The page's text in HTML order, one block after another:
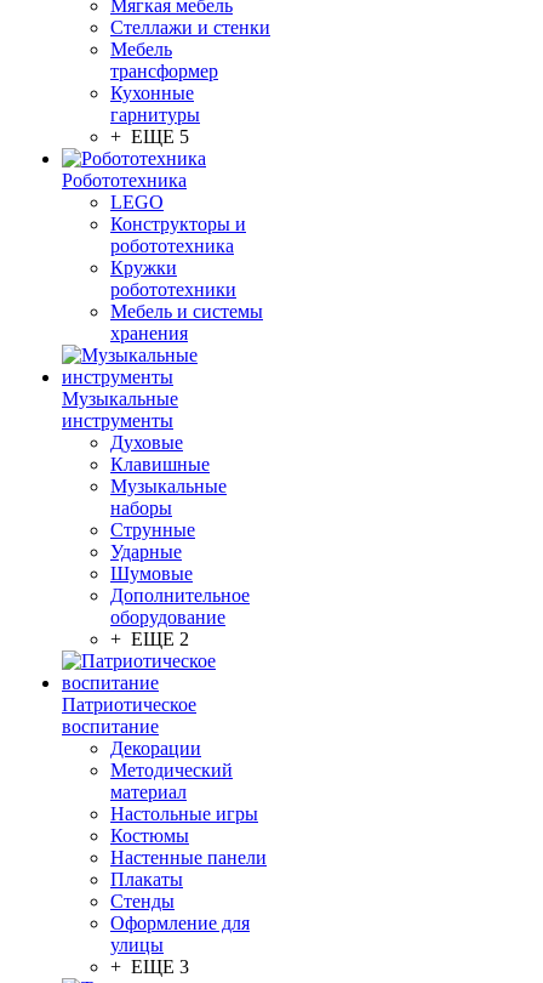
Мягкая мебель
Стеллажи и стенки
Мебель
трансформер
Кухонные
гарнитуры
+ ЕЩЕ 5
Робототехника
LEGO
Конструкторы и
робототехника
Кружки
робототехники
Мебель и системы
хранения
Музыкальные
инструменты
Духовые
Клавишные
Музыкальные
наборы
Струнные
Ударные
Шумовые
Дополнительное
оборудование
+ ЕЩЕ 2
Патриотическое
воспитание
Декорации
Методический
материал
Настольные игры
Костюмы
Настенные панели
Плакаты
Стенды
Оформление для
улицы
+ ЕЩЕ 3